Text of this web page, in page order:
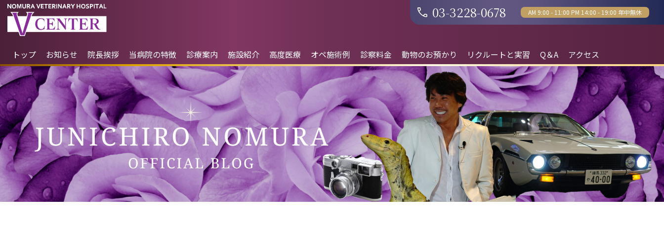
03-3228-0678 AM 9:00 - 11:00 PM 14:00 - 19:00 年中無休
トップ お知らせ 院長挨拶 当病院の特徴 診療案内 施設紹介 高度医療 オペ施術例 診察料金 動物のお預かり リクルートと実習 Q＆A アクセス